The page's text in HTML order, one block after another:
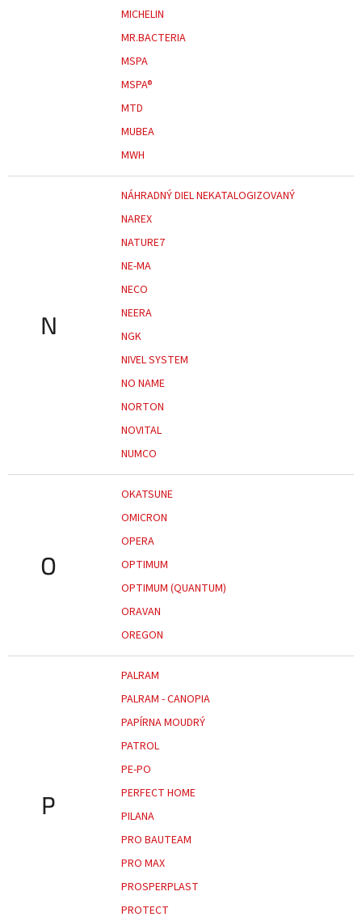
MICHELIN
MR.BACTERIA
MSPA
MSPA®
MTD
MUBEA
MWH
N
NÁHRADNÝ DIEL NEKATALOGIZOVANÝ
NAREX
NATURE7
NE-MA
NECO
NEERA
NGK
NIVEL SYSTEM
NO NAME
NORTON
NOVITAL
NUMCO
O
OKATSUNE
OMICRON
OPERA
OPTIMUM
OPTIMUM (QUANTUM)
ORAVAN
OREGON
P
PALRAM
PALRAM - CANOPIA
PAPÍRNA MOUDRÝ
PATROL
PE-PO
PERFECT HOME
PILANA
PRO BAUTEAM
PRO MAX
PROSPERPLAST
PROTECT